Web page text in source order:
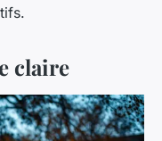
claire